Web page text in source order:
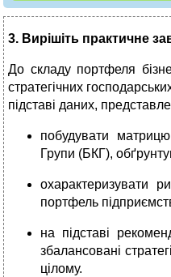
3. Вирішіть практичне
До складу портфеля
стратегічних
підставі даних,
побудувати матрицю
Групи (БКГ),
охарактеризувати
портфель
на підставі
збалансовані
цілому.